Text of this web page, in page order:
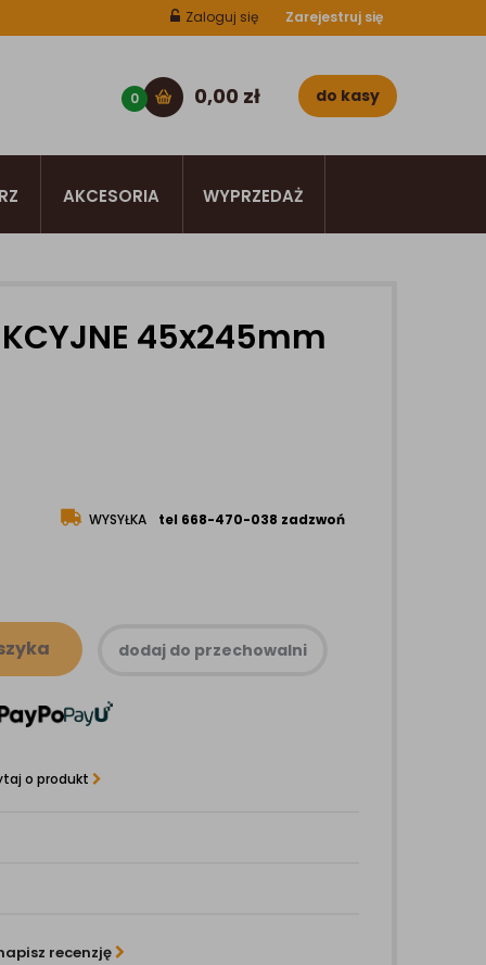
Zaloguj się Zarejestruj się
0 0,00 zł do kasy
AKCESORIA WYPRZEDAŻ
45x245mm
WYSYŁKA tel 668-470-038 zadzwoń
dodaj do przechowalni
o produkt
recenzję